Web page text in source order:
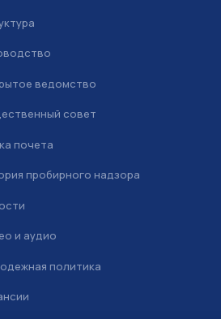
ведомство
совет
почета
пробирного надзора
и аудио
политика